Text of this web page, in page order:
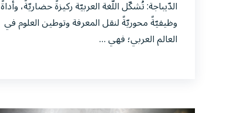
الدّيباجة: تُشكّل اللّغة العربيّة ركيزةً حضاريّةً، وأداةً
وظيفيّةً محوريّةً لنقل المعرفة وتوطين العلوم في
العالم العربي؛ فهي …